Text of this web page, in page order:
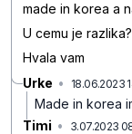
made in korea a
U cemu je razlika?
Hvala vam
Urke • 18.06.2023
Made in korea
Timi • 3.07.2023